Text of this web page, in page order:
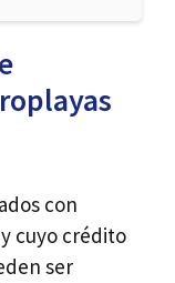
con
cuyo crédito
ser